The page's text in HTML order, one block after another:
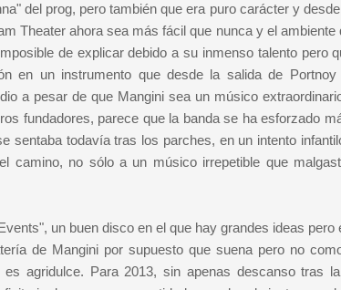
del prog, pero también que era puro carácter y
Theater ahora sea más fácil que nunca y el
de explicar debido a su inmenso talento pero
en un instrumento que desde la salida de
a pesar de que Mangini sea un músico
fundadores, parece que la banda se ha esforzado
sentaba todavía tras los parches, en un intento
camino, no sólo a un músico irrepetible que
un buen disco en el que hay grandes ideas
de Mangini por supuesto que suena pero no
agridulce. Para 2013, sin apenas descanso tras